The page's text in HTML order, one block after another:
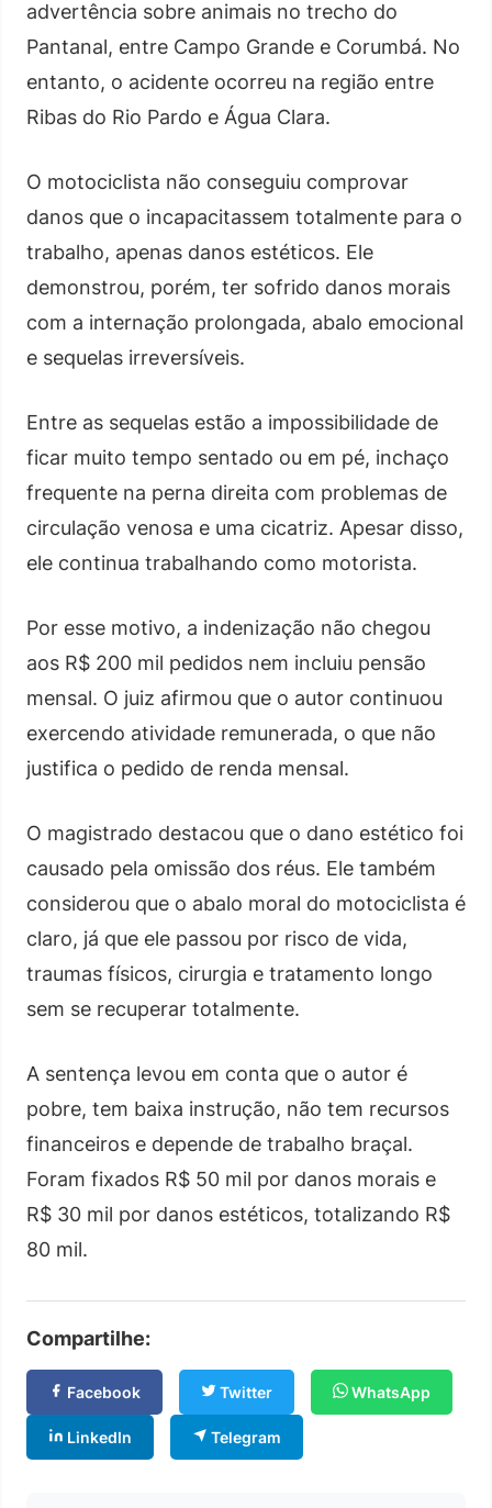
advertência sobre animais no trecho do
Pantanal, entre Campo Grande e Corumbá. No
entanto, o acidente ocorreu na região entre
Ribas do Rio Pardo e Água Clara.
O motociclista não conseguiu comprovar
danos que o incapacitassem totalmente para o
trabalho, apenas danos estéticos. Ele
demonstrou, porém, ter sofrido danos morais
com a internação prolongada, abalo emocional
e sequelas irreversíveis.
Entre as sequelas estão a impossibilidade de
ficar muito tempo sentado ou em pé, inchaço
frequente na perna direita com problemas de
circulação venosa e uma cicatriz. Apesar disso,
ele continua trabalhando como motorista.
Por esse motivo, a indenização não chegou
aos R$ 200 mil pedidos nem incluiu pensão
mensal. O juiz afirmou que o autor continuou
exercendo atividade remunerada, o que não
justifica o pedido de renda mensal.
O magistrado destacou que o dano estético foi
causado pela omissão dos réus. Ele também
considerou que o abalo moral do motociclista é
claro, já que ele passou por risco de vida,
traumas físicos, cirurgia e tratamento longo
sem se recuperar totalmente.
A sentença levou em conta que o autor é
pobre, tem baixa instrução, não tem recursos
financeiros e depende de trabalho braçal.
Foram fixados R$ 50 mil por danos morais e
R$ 30 mil por danos estéticos, totalizando R$
80 mil.
Compartilhe:
Facebook Twitter WhatsApp
LinkedIn Telegram